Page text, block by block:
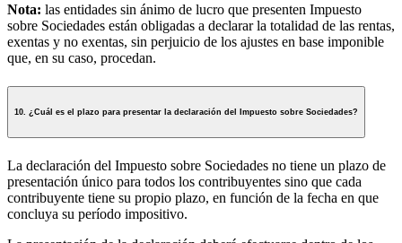
Nota: las entidades sin ánimo de lucro que presenten Impuesto
sobre Sociedades están obligadas a declarar la totalidad de las rentas,
exentas y no exentas, sin perjuicio de los ajustes en base imponible
que, en su caso, procedan.
10. ¿Cuál es el plazo para presentar la declaración del Impuesto sobre Sociedades?
La declaración del Impuesto sobre Sociedades no tiene un plazo de
presentación único para todos los contribuyentes sino que cada
contribuyente tiene su propio plazo, en función de la fecha en que
concluya su período impositivo.